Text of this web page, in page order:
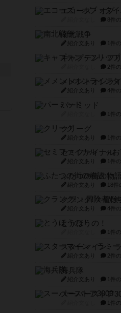
エコーズ・オブ
8件
南北戦争
紹介文あり 1件
2件
紹介文あり 4件
パーミッド
1件
クリーグ
紹介文あり 1件
紹介文あり 1件
ふたつの街の物語
紹介文あり 18件
紹介文あり 4件
とうほうの！
1件
紹介文あり 2件
海兵隊
紹介文あり 1件
スーパーストア
1件